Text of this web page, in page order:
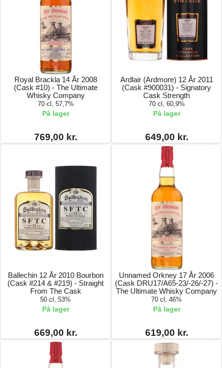
Royal Brackla 14 År 2008
(Cask #10) - The Ultimate
Whisky Company
70 cl, 57,7%
På lager
769,00 kr.
Ardlair (Ardmore) 12 År 2011
(Cask #900031) - Signatory
Cask Strength
70 cl, 60,9%
På lager
649,00 kr.
Ballechin 12 År 2010 Bourbon
(Cask #214 & #219) - Straight
From The Cask
50 cl, 53%
På lager
669,00 kr.
Unnamed Orkney 17 År 2006
(Cask DRU17/A65-23/-26/-27) -
The Ultimate Whisky Company
70 cl, 46%
På lager
619,00 kr.